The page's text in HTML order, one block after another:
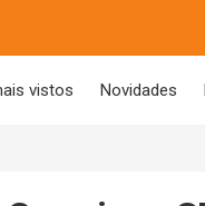
vistos Novidades